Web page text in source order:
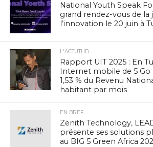
National Youth Speak
grand rendez-vous de la
l’innovation le 20 juin à
L'ACTUTHD
Rapport UIT 2025 : En
Internet mobile de 5 Go
1,53 % du Revenu
habitant par mois
EN BREF
Zenith Technology,
présente ses solutions
au BIG 5 Green Africa